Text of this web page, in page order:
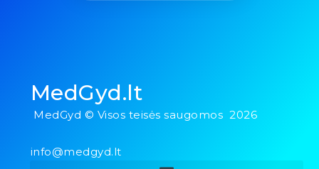
MedGyd.lt
MedGyd © Visos teisės saugomos 2026
info@medgyd.lt